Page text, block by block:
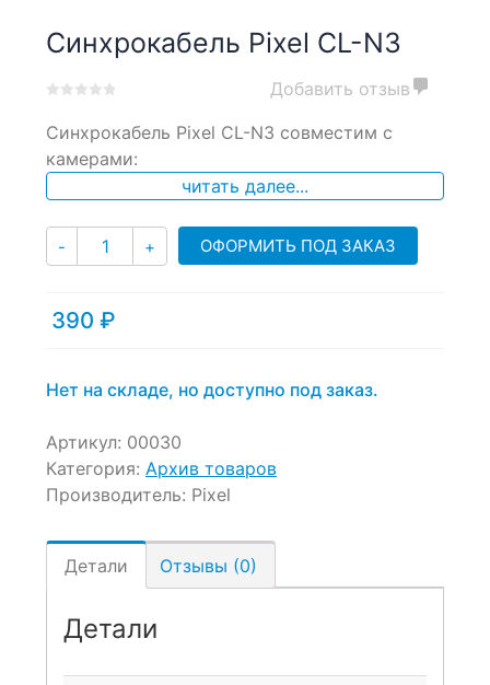
Синхрокабель Pixel CL-N3
out
based
ratings
Добавить отзыв
Синхрокабель Pixel CL-N3 совместим с
камерами:
читать далее...
- Количество
+ ОФОРМИТЬ ПОД ЗАКАЗ
390 ₽
Нет на складе, но доступно под заказ.
Артикул: 00030
Категория: Архив товаров
Производитель: Pixel
Детали Отзывы (0)
Детали